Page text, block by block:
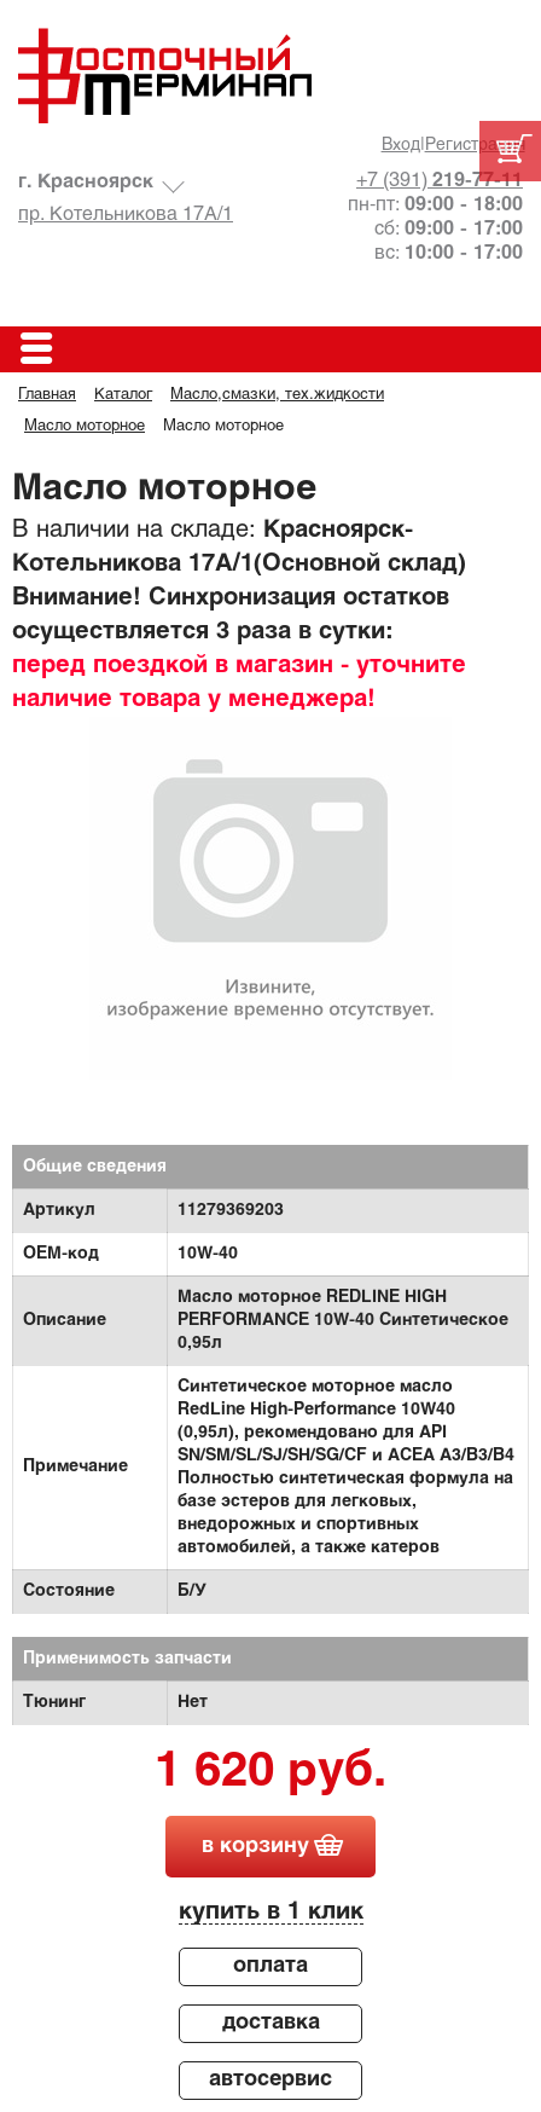
Вход| Регистрация
+7 (391) 219-77-11
пн-пт: 09:00 - 18:00
сб: 09:00 - 17:00
вс: 10:00 - 17:00
г. Красноярск
пр. Котельникова 17А/1
Главная Каталог Масло,смазки, тех.жидкости
Масло моторное Масло моторное
Масло моторное
В наличии на складе:
Красноярск-
Котельникова 17А/1(Основной склад)
Внимание! Синхронизация остатков
осуществляется 3 раза в сутки:
перед поездкой в магазин - уточните
наличие товара у менеджера!
Общие сведения
Артикул 11279369203
OEM-код 10W-40
Описание
Масло моторное REDLINE HIGH
PERFORMANCE 10W-40 Синтетическое
0,95л
Примечание
Синтетическое моторное масло
RedLine High-Performance 10W40
(0,95л), рекомендовано для API
SN/SM/SL/SJ/SH/SG/CF и ACEA A3/B3/B4
Полностью синтетическая формула на
базе эстеров для легковых,
внедорожных и спортивных
автомобилей, а также катеров
Состояние Б/У
Применимость запчасти
Тюнинг Нет
1 620 руб.
в корзину
купить в 1 клик
оплата
доставка
автосервис